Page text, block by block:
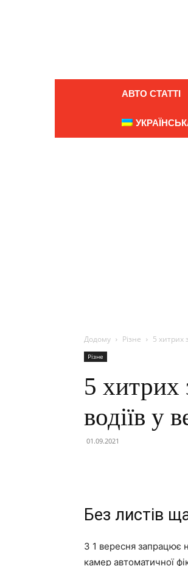
АВТО СТАТТІ
Додому Різне 5 хитрих
Різне
5 хитрих
водіїв у
01.09.2021
Без листів
З 1 вересня запрацює
камер автоматичної